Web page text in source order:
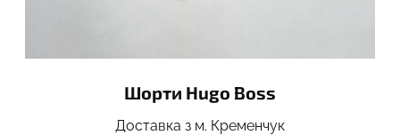
Шорти Hugo Boss
Доставка з м. Кременчук